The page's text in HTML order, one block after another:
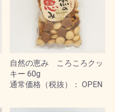
自然の恵み ころころクッ
キー 60g
通常価格（税抜）： OPEN